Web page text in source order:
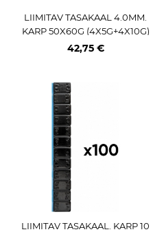
LIIMITAV TASAKAAL 4.0MM.
KARP 50X60G (4X5G+4X10G)
FE. MUST PULBERV. LOHMA
42,75 €
LIIMITAV TASAKAAL. KARP 10